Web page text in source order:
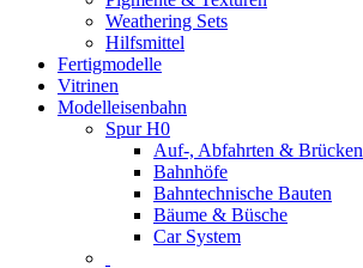
Weathering Sets
Hilfsmittel
Fertigmodelle
Vitrinen
Modelleisenbahn
Spur H0
Auf-, Abfahrten & Brücken
Bahnhöfe
Bahntechnische Bauten
Bäume & Büsche
Car System